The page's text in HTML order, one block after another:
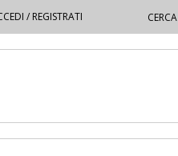
/ REGISTRATI